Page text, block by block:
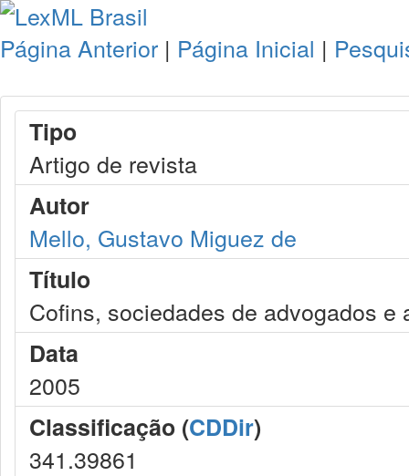
Página Anterior | Página Inicial |
Tipo
Artigo de revista
Autor
Mello, Gustavo Miguez de
Título
Cofins, sociedades de advogados
Data
2005
Classificação (CDDir)
341.39861